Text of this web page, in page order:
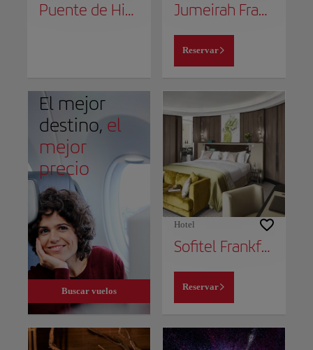
Puente de Hierro (Eiserner Steg) Jumeirah Frankfurt
Reservar
El mejor
destino, el
mejor
precio
Buscar vuelos
Hotel
Sofitel Frankfurt Opera
Reservar